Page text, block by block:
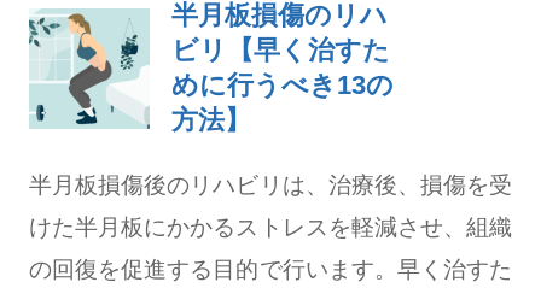
半月板損傷のリハ
ビリ【早く治すた
めに行うべき13の
方法】
半月板損傷後のリハビリは、治療後、損傷を受
けた半月板にかかるストレスを軽減させ、組織
の回復を促進する目的で行います。早く治すた